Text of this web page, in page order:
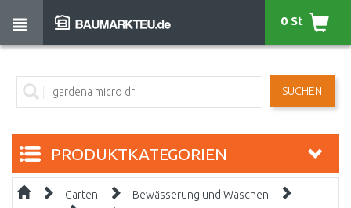
SUCHEN
0 St
PRODUKTKATEGORIEN
Garten
Bewässerung und Waschen